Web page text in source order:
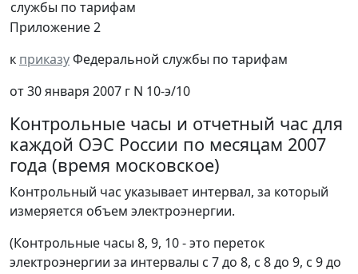
службы по тарифам
Приложение 2
к приказуФедеральной службы по тарифам
от 30 января 2007 г N 10-э/10
Контрольные часы и отчетный час для
каждой ОЭС России по месяцам 2007
года (время московское)
Контрольный час указывает интервал, за который
измеряется объем электроэнергии.
(Контрольные часы 8, 9, 10 - это переток
электроэнергии за интервалы с 7 до 8, с 8 до 9, с 9 до